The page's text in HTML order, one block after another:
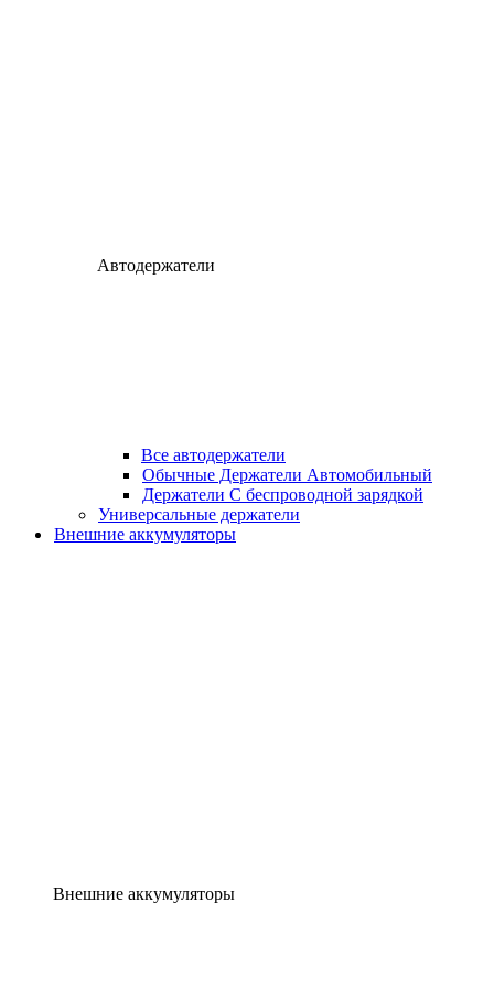
Автодержатели
Все автодержатели
Обычные Держатели Автомобильный
Держатели С беспроводной зарядкой
Универсальные держатели
Внешние аккумуляторы
Внешние аккумуляторы